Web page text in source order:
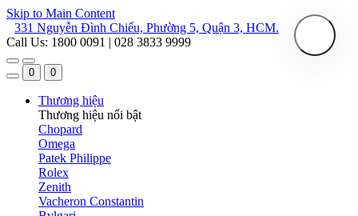
Skip to Main Content
331 Nguyễn Đình Chiểu, Phường 5, Quận 3, HCM.
Call Us: 1800 0091 | 028 3833 9999
0 0
Thương hiệu
Thương hiệu nổi bật
Chopard
Omega
Patek Philippe
Rolex
Zenith
Vacheron Constantin